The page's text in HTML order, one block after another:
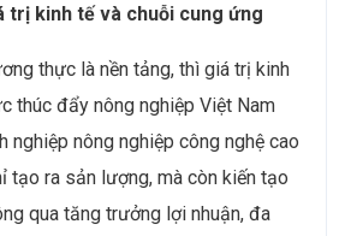
trị kinh tế và chuỗi cung ứng
thực là nền tảng, thì giá trị kinh
thúc đẩy nông nghiệp Việt Nam
nghiệp nông nghiệp công nghệ cao
tạo ra sản lượng, mà còn kiến tạo
qua tăng trưởng lợi nhuận, đa